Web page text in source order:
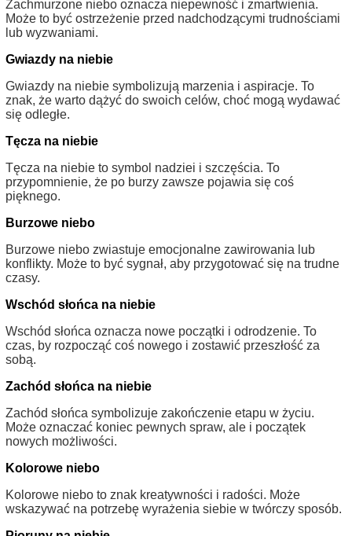
Zachmurzone niebo oznacza niepewność i zmartwienia.
Może to być ostrzeżenie przed nadchodzącymi trudnościami
lub wyzwaniami.
Gwiazdy na niebie
Gwiazdy na niebie symbolizują marzenia i aspiracje. To
znak, że warto dążyć do swoich celów, choć mogą wydawać
się odległe.
Tęcza na niebie
Tęcza na niebie to symbol nadziei i szczęścia. To
przypomnienie, że po burzy zawsze pojawia się coś
pięknego.
Burzowe niebo
Burzowe niebo zwiastuje emocjonalne zawirowania lub
konflikty. Może to być sygnał, aby przygotować się na trudne
czasy.
Wschód słońca na niebie
Wschód słońca oznacza nowe początki i odrodzenie. To
czas, by rozpocząć coś nowego i zostawić przeszłość za
sobą.
Zachód słońca na niebie
Zachód słońca symbolizuje zakończenie etapu w życiu.
Może oznaczać koniec pewnych spraw, ale i początek
nowych możliwości.
Kolorowe niebo
Kolorowe niebo to znak kreatywności i radości. Może
wskazywać na potrzebę wyrażenia siebie w twórczy sposób.